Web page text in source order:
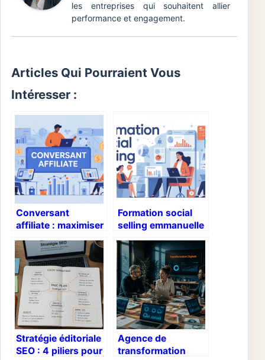
les entreprises qui souhaitent allier
performance et engagement.
Articles Qui Pourraient Vous
Intéresser :
Conversant
affiliate : maximiser
d’affiliation avec la
plateforme
Formation social
selling emmanuelle
pour choisir et
réussir
Stratégie éditoriale
SEO : 4 piliers pour
Agence de
transformation